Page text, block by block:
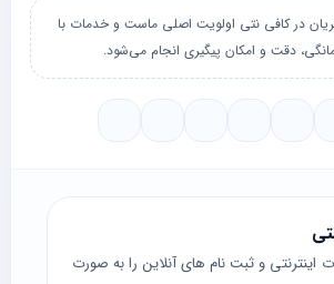
در کافی نتی اولویت اصلی ماست و خدمات با
دقت و امکان پیگیری انجام می‌شود.
اینترنتی و ثبت نام های آنلاین را به صورت